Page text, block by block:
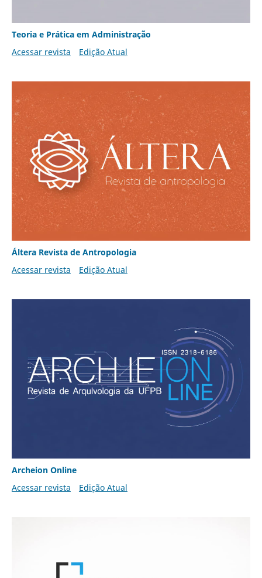
Teoria e Prática em Administração
Acessar revista
Edição Atual
Áltera Revista de Antropologia
Acessar revista
Edição Atual
Archeion Online
Acessar revista
Edição Atual